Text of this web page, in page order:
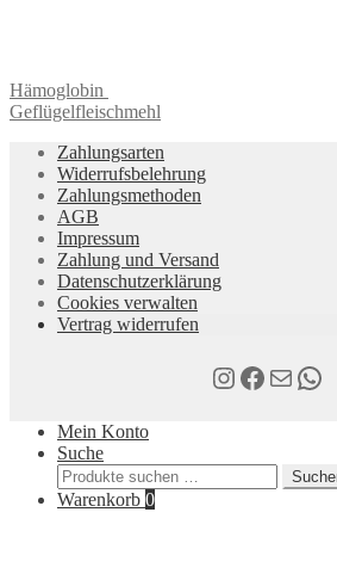
Hämoglobin
Geflügelfleischmehl
Zahlungsarten
Widerrufsbelehrung
Zahlungsmethoden
AGB
Impressum
Zahlung und Versand
Datenschutzerklärung
Cookies verwalten
Vertrag widerrufen
Instagram
Facebook
E-Mail
Mein Konto
Suche
Suchen
nach:
Warenkorb 0